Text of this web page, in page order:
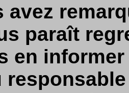
avez
paraît
en